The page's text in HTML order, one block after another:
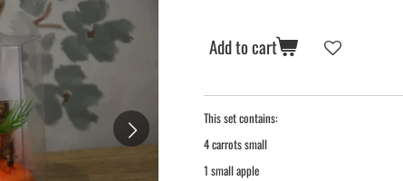
Add to cart
This set contains:
4 carrots small
1 small apple